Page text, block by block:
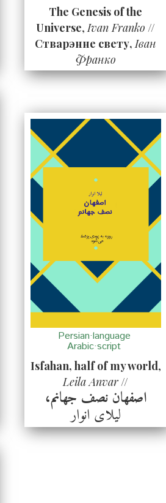
The Genesis of the
Universe, Ivan Franko //
Стварэнне свету, Іван
Франко
Persian·language
Arabic·script
Isfahan, half of my world,
Leila Anvar//
اصفهان نصف جهانم،
لیلای انوار